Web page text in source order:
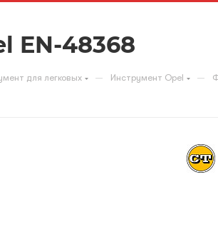
EN-48368
для легковых — Инструмент Opel —